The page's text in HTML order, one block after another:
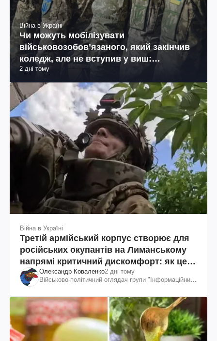
Війна в Україні
Чи можуть мобілізувати
військовозобов’язаного, який закінчив
коледж, але не вступив у виш:
пояснення юриста
2 дні тому
Війна в Україні
Третій армійський корпус створює для
російських окупантів на Лиманському
напрямі критичний дискомфорт: як це
вдалосяОлександр Коваленко2 дні тому
Військово-політичний оглядач групи "Інформаційний